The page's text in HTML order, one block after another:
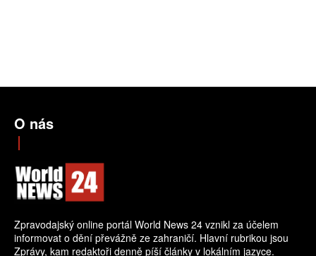
O nás
Zpravodajský online portál World News 24 vznikl za účelem
informovat o dění převážně ze zahraničí. Hlavní rubrikou jsou
Zprávy, kam redaktoři denně píší články v lokálním jazyce.